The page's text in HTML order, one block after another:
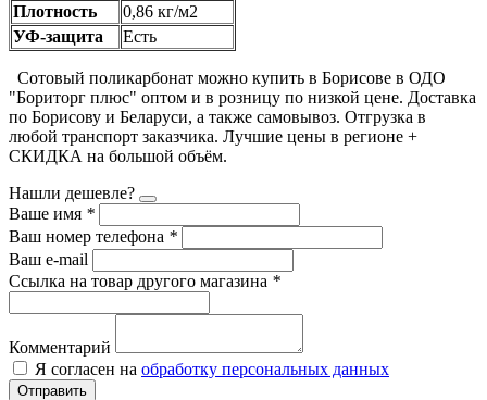
Плотность
0,86 кг/м2
УФ-защита
Есть
Сотовый поликарбонат можно купить в Борисове в ОДО
"Бориторг плюс" оптом и в розницу по низкой цене. Доставка
по Борисову и Беларуси, а также самовывоз. Отгрузка в
любой транспорт заказчика. Лучшие цены в регионе +
СКИДКА на большой объём.
Нашли дешевле?
Ваше имя *
Ваш номер телефона *
Ваш e-mail
Ссылка на товар другого магазина *
Комментарий
Я согласен на обработку персональных данных
Отправить